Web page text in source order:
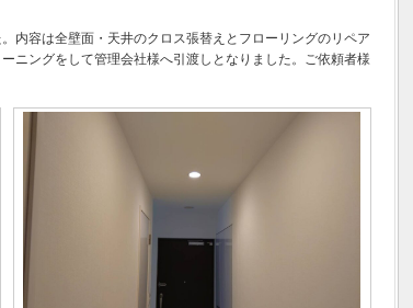
内容は全壁面・天井のクロス張替えとフローリングのリペア
ニングをして管理会社様へ引渡しとなりました。ご依頼者様